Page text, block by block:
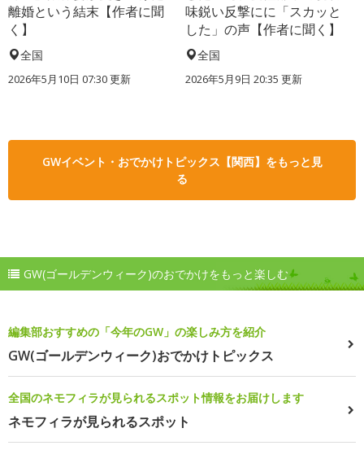
離婚という結末【作者に聞
く】
全国
2026年5月10日 07:30 更新
味鋭い反撃にに「スカッと
した」の声【作者に聞く】
全国
2026年5月9日 20:35 更新
GWイベント・おでかけトピックス【関西】をもっと見
る
GW(ゴールデンウィーク)のおでかけをもっと楽しむ
編集部おすすめの「今年のGW」の楽しみ方を紹介
GW(ゴールデンウィーク)おでかけトピックス
全国のネモフィラが見られるスポット情報をお届けします
ネモフィラが見られるスポット